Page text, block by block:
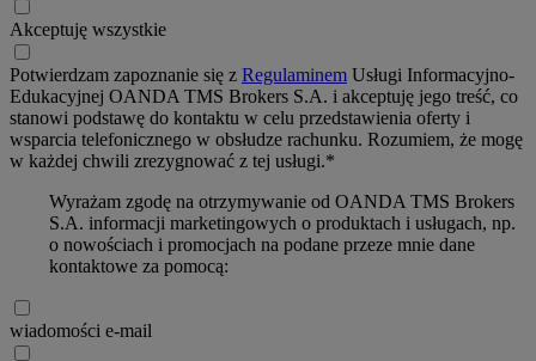
Akceptuję wszystkie
Potwierdzam zapoznanie się z Regulaminem Usługi Informacyjno-
Edukacyjnej OANDA TMS Brokers S.A. i akceptuję jego treść, co
stanowi podstawę do kontaktu w celu przedstawienia oferty i
wsparcia telefonicznego w obsłudze rachunku. Rozumiem, że mogę
w każdej chwili zrezygnować z tej usługi.*
Wyrażam zgodę na otrzymywanie od OANDA TMS Brokers
S.A. informacji marketingowych o produktach i usługach, np.
o nowościach i promocjach na podane przeze mnie dane
kontaktowe za pomocą:
wiadomości e-mail